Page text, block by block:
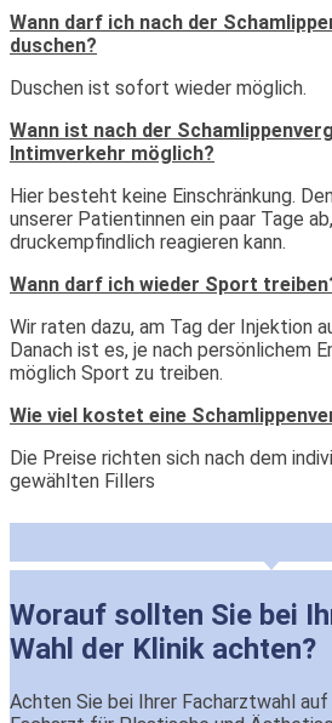
Wann darf ich nach der
duschen?
Duschen ist sofort wieder möglich.
Wann ist nach der
Intimverkehr möglich?
Hier besteht keine Einschränkung.
unserer Patientinnen ein paar Tage
druckempfindlich reagieren kann.
Wann darf ich wieder Sport
Wir raten dazu, am Tag der Injektion
Danach ist es, je nach persönlichem
möglich Sport zu treiben.
Wie viel kostet eine
Die Preise richten sich nach dem
gewählten Fillers
Worauf sollten Sie bei
Wahl der Klinik achten?
Achten Sie bei Ihrer Facharztwahl